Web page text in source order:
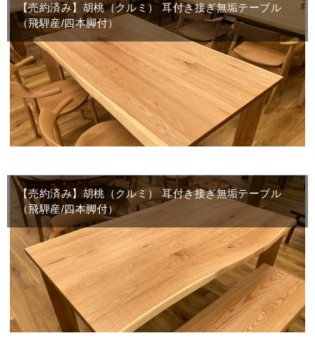
【売約済み】胡桃（クルミ） 耳付き接ぎ無垢テーブル
（飛騨産/四本脚付）
【売約済み】胡桃（クルミ） 耳付き接ぎ無垢テーブル
（飛騨産/四本脚付）